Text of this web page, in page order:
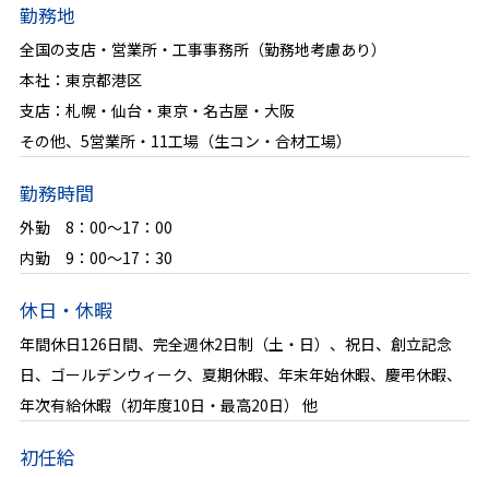
仕事のやりがい
プロジェクト紹介
働く人を知る
働く環境を知る
キャリアパス
福利厚生
勤務地
全国の支店・営業所・工事事務所（勤務地考慮あり）
本社：東京都港区
支店：札幌・仙台・東京・名古屋・大阪
その他、5営業所・11工場（生コン・合材工場）
勤務時間
外勤 8：00～17：00
内勤 9：00～17：30
休日・休暇
年間休日126日間、完全週休2日制（土・日）、祝日、創立記念
日、ゴールデンウィーク、夏期休暇、年末年始休暇、慶弔休暇、
年次有給休暇（初年度10日・最高20日） 他
初任給